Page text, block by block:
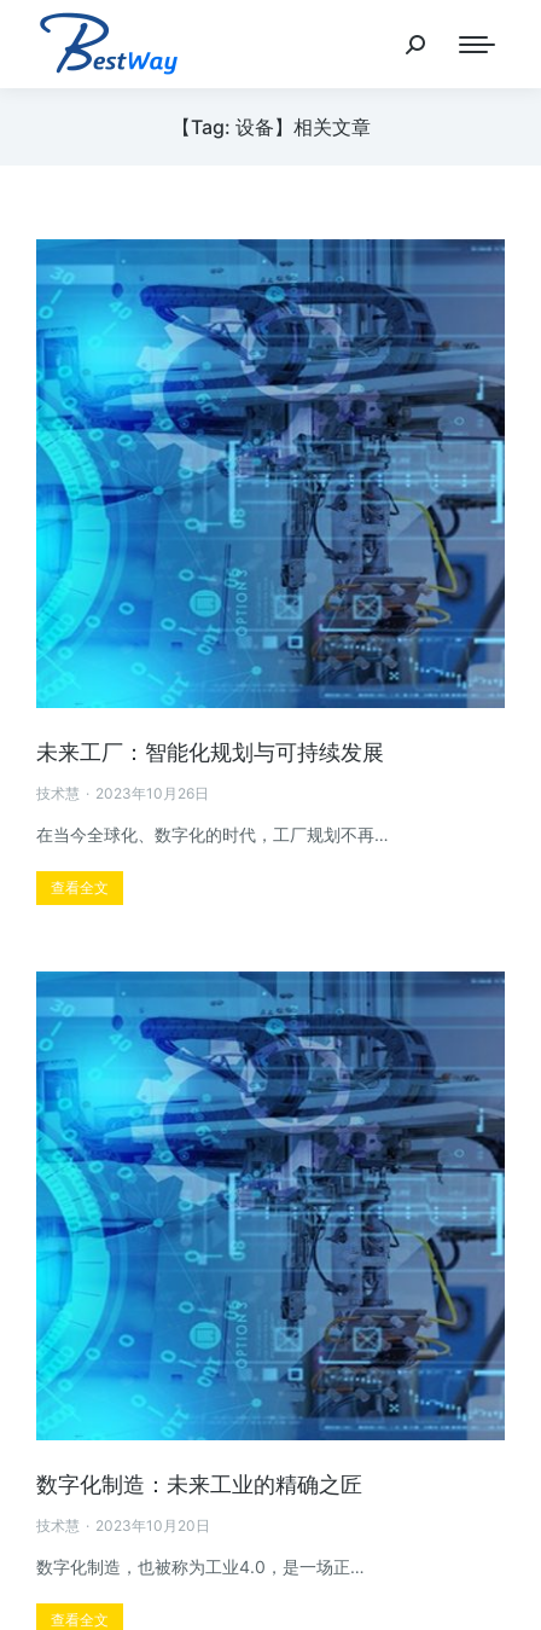
【Tag: 设备】相关文章
未来工厂：智能化规划与可持续发展
技术慧 2023年10月26日
在当今全球化、数字化的时代，工厂规划不再…
查看全文
数字化制造：未来工业的精确之匠
技术慧 2023年10月20日
数字化制造，也被称为工业4.0，是一场正…
查看全文